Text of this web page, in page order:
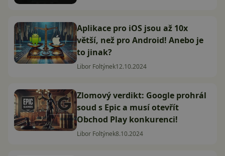
Aplikace pro iOS jsou až 10x
větší, než pro Android! Anebo je
to jinak?
Libor Foltýnek12.10.2024
Zlomový verdikt: Google prohrál
soud s Epic a musí otevřít
Obchod Play konkurenci!
Libor Foltýnek8.10.2024